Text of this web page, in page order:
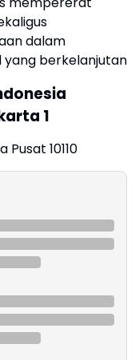
dalam
yang berkelanjutan
1
10110